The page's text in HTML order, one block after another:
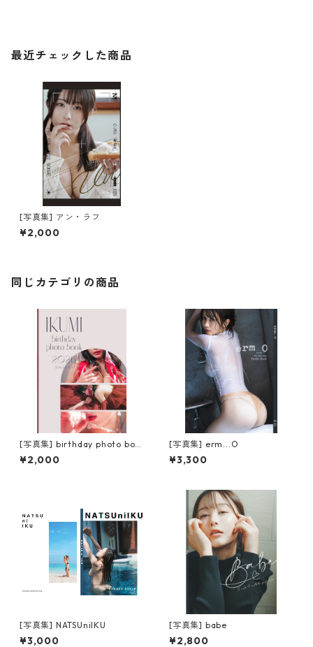
最近チェックした商品
[写真集] アン・ラフ
¥2,000
同じカテゴリの商品
[写真集] birthday photo boo
k 2026
¥2,000
[写真集] erm...O
¥3,300
[写真集] NATSUniIKU
¥3,000
[写真集] babe
¥2,800